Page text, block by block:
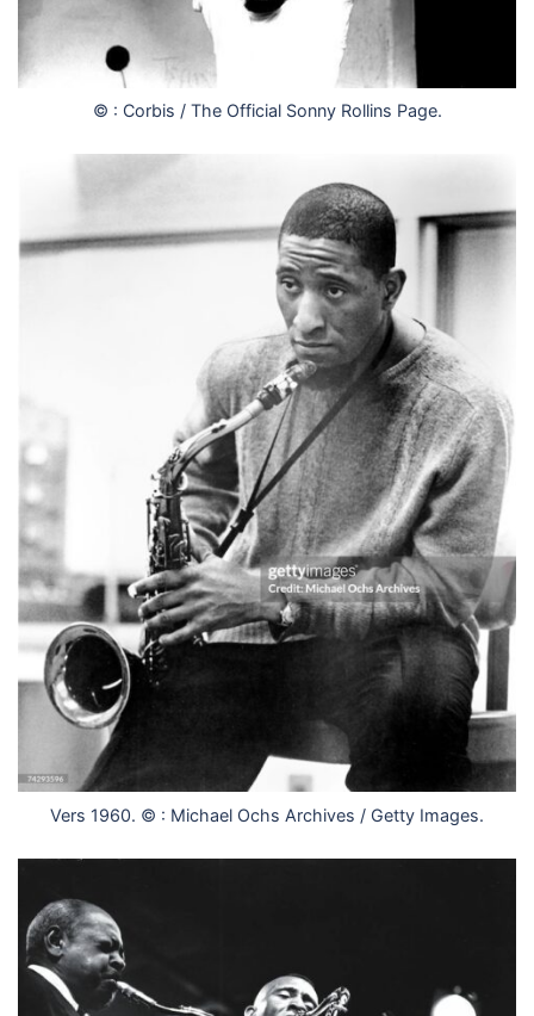
© : Corbis / The Official Sonny Rollins Page.
Vers 1960. © : Michael Ochs Archives / Getty Images.